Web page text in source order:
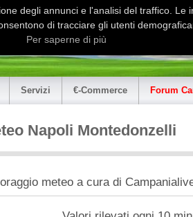
Servizi €-Commerce Forum
Napoli Montedonzelli
meteo a cura di
degli annunci e l'analisi del traffico.
di tracciare gli utenti
Per saperne di più